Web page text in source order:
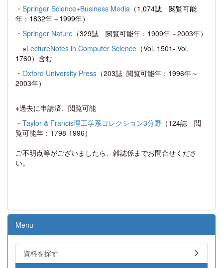
・ Springer Science+Business Media （1,074誌 閲覧可能
年： 1832年～ 1999年）
・ Springer Nature （329誌 閲覧可能年： 1909年～2003年）
※LectureNotes in Computer Science （Vol. 1501- Vol.
1760）含む
・ Oxford University Press （203誌 閲覧可能年： 1996年～
2003年）
※過去に申請済、閲覧可能
・ Taylor & Francis理工学系コレクション3分野 （124誌 閲
覧可能年： 1798-1996）
ご不明点等がございましたら、雑誌係までお問合せくださ
い。
Menu
資料を探す